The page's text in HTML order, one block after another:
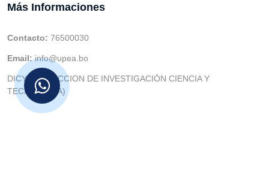
Más Informaciones
Contacto: 76500030
Email:info@upea.bo
DICYT (DIRECCION DE INVESTIGACIÓN CIENCIA Y
TECNOLOGIA)